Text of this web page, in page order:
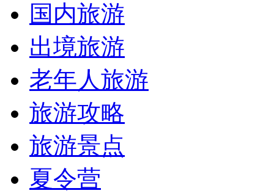
国内旅游
出境旅游
老年人旅游
旅游攻略
旅游景点
夏令营